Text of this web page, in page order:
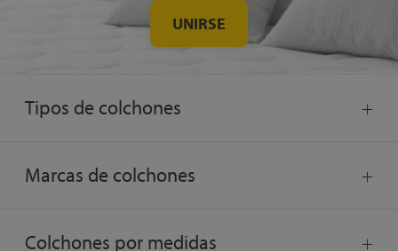
UNIRSE
Tipos de colchones
Marcas de colchones
Colchones por medidas